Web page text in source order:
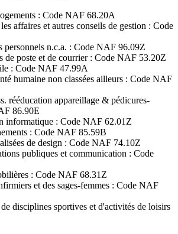
: Code NAF 68.20A
affaires et autres conseils de gestion : Code
personnels n.c.a. : Code NAF 96.09Z
de poste et de courrier : Code NAF 53.20Z
: Code NAF 47.99A
humaine non classées ailleurs : Code NAF
rééducation appareillage & pédicures-
86.90E
informatique : Code NAF 62.01Z
: Code NAF 85.59B
de design : Code NAF 74.10Z
publiques et communication : Code
: Code NAF 68.31Z
et des sages-femmes : Code NAF
disciplines sportives et d'activités de loisirs